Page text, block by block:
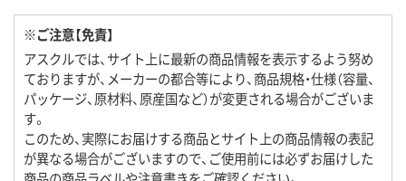
※ご注意【免責】
アスクルでは、サイト上に最新の商品情報を表示するよう努め
ておりますが、メーカーの都合等により、商品規格・仕様（容量、
パッケージ、原材料、原産国など）が変更される場合がございま
す。
このため、実際にお届けする商品とサイト上の商品情報の表記
が異なる場合がございますので、ご使用前には必ずお届けした